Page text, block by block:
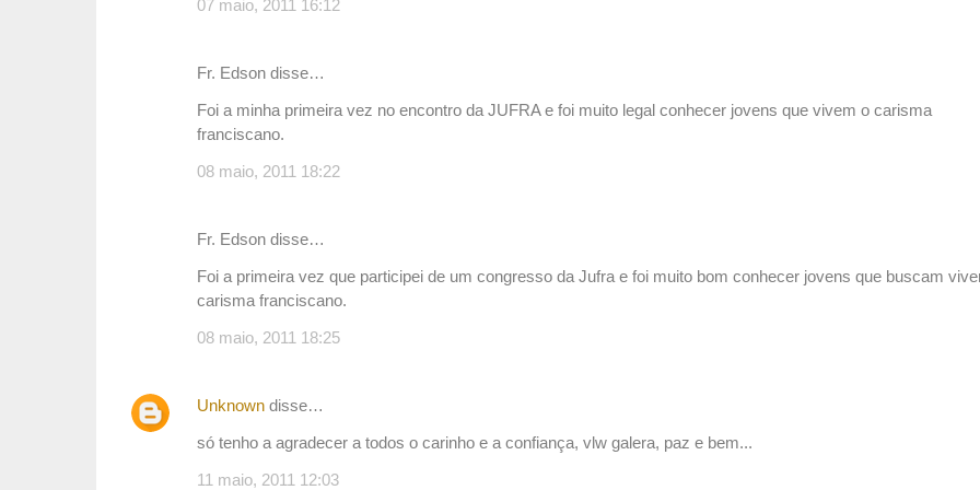
07 maio, 2011 16:12
Fr. Edson disse…
Foi a minha primeira vez no encontro da JUFRA e foi muito legal conhecer jovens que vivem o carisma
franciscano.
08 maio, 2011 18:22
Fr. Edson disse…
Foi a primeira vez que participei de um congresso da Jufra e foi muito bom conhecer jovens que buscam
carisma franciscano.
08 maio, 2011 18:25
Unknowndisse…
só tenho a agradecer a todos o carinho e a confiança, vlw galera, paz e bem...
11 maio, 2011 12:03